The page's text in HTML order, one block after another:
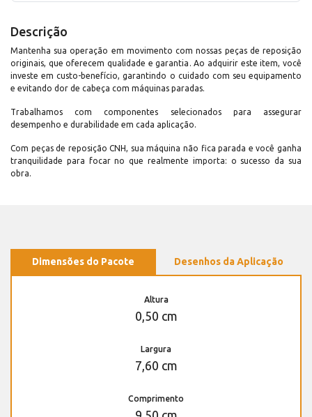
Descrição
Mantenha sua operação em movimento com nossas peças de reposição
originais, que oferecem qualidade e garantia. Ao adquirir este item, você
investe em custo-benefício, garantindo o cuidado com seu equipamento
e evitando dor de cabeça com máquinas paradas.
Trabalhamos com componentes selecionados para assegurar
desempenho e durabilidade em cada aplicação.
Com peças de reposição CNH, sua máquina não fica parada e você ganha
tranquilidade para focar no que realmente importa: o sucesso da sua
obra.
Dimensões do Pacote Desenhos da Aplicação
Altura
0,50 cm
Largura
7,60 cm
Comprimento